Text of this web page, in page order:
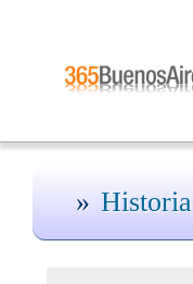
Historia